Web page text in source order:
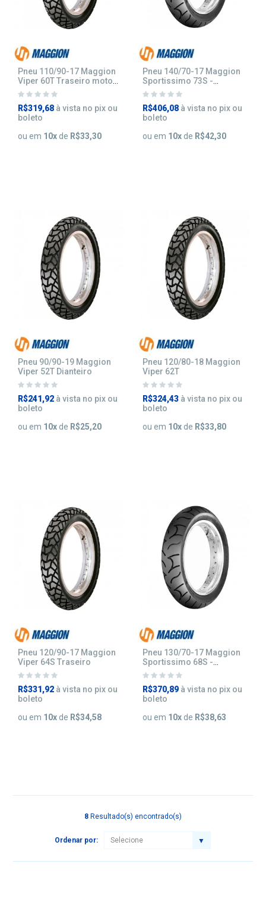
Pneu 110/90-17 Maggion
Viper 60T Traseiro moto
Bross
R$319,68 à vista no pix ou
boleto
ou em 10x de R$33,30
Pneu 140/70-17 Maggion
Sportissimo 73S -
Traseiro
R$406,08 à vista no pix ou
boleto
ou em 10xde R$42,30
Pneu 90/90-19 Maggion
Viper 52T Dianteiro
R$241,92 à vista no pix ou
boleto
ou em 10x de R$25,20
Pneu 120/80-18 Maggion
Viper 62T
R$324,43 à vista no pix ou
boleto
ou em 10xde R$33,80
Pneu 120/90-17 Maggion
Viper 64S Traseiro
R$331,92 à vista no pix ou
boleto
ou em 10x de R$34,58
Pneu 130/70-17 Maggion
Sportissimo 68S -
Traseiro
R$370,89 à vista no pix ou
boleto
ou em 10xde R$38,63
8Resultado(s) encontrado(s)
Ordenar por: